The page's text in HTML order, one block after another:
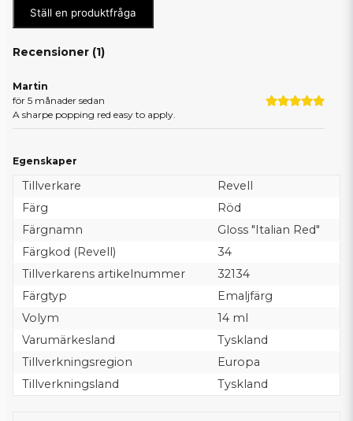
Ställ en produktfråga
Recensioner (1)
Martin
för 5 månader sedan
A sharpe popping red easy to apply.
Egenskaper
Tillverkare
Revell
Färg
Röd
Färgnamn
Gloss "Italian Red"
Färgkod (Revell)
34
Tillverkarens artikelnummer
32134
Färgtyp
Emaljfärg
Volym
14 ml
Varumärkesland
Tyskland
Tillverkningsregion
Europa
Tillverkningsland
Tyskland